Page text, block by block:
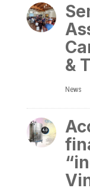
&
News